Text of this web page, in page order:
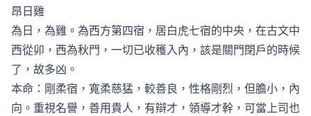
昂日雞
為日，為雞。為西方第四宿，居白虎七宿的中央，在古文中
西從卯，西為秋門，一切已收穫入內，該是關門閉戶的時候
了，故多凶。
本命：剛柔宿，寬柔慈猛，較善良，性格剛烈，但膽小，內
向。重視名譽，善用貴人，有辯才，領導才幹，可當上司也